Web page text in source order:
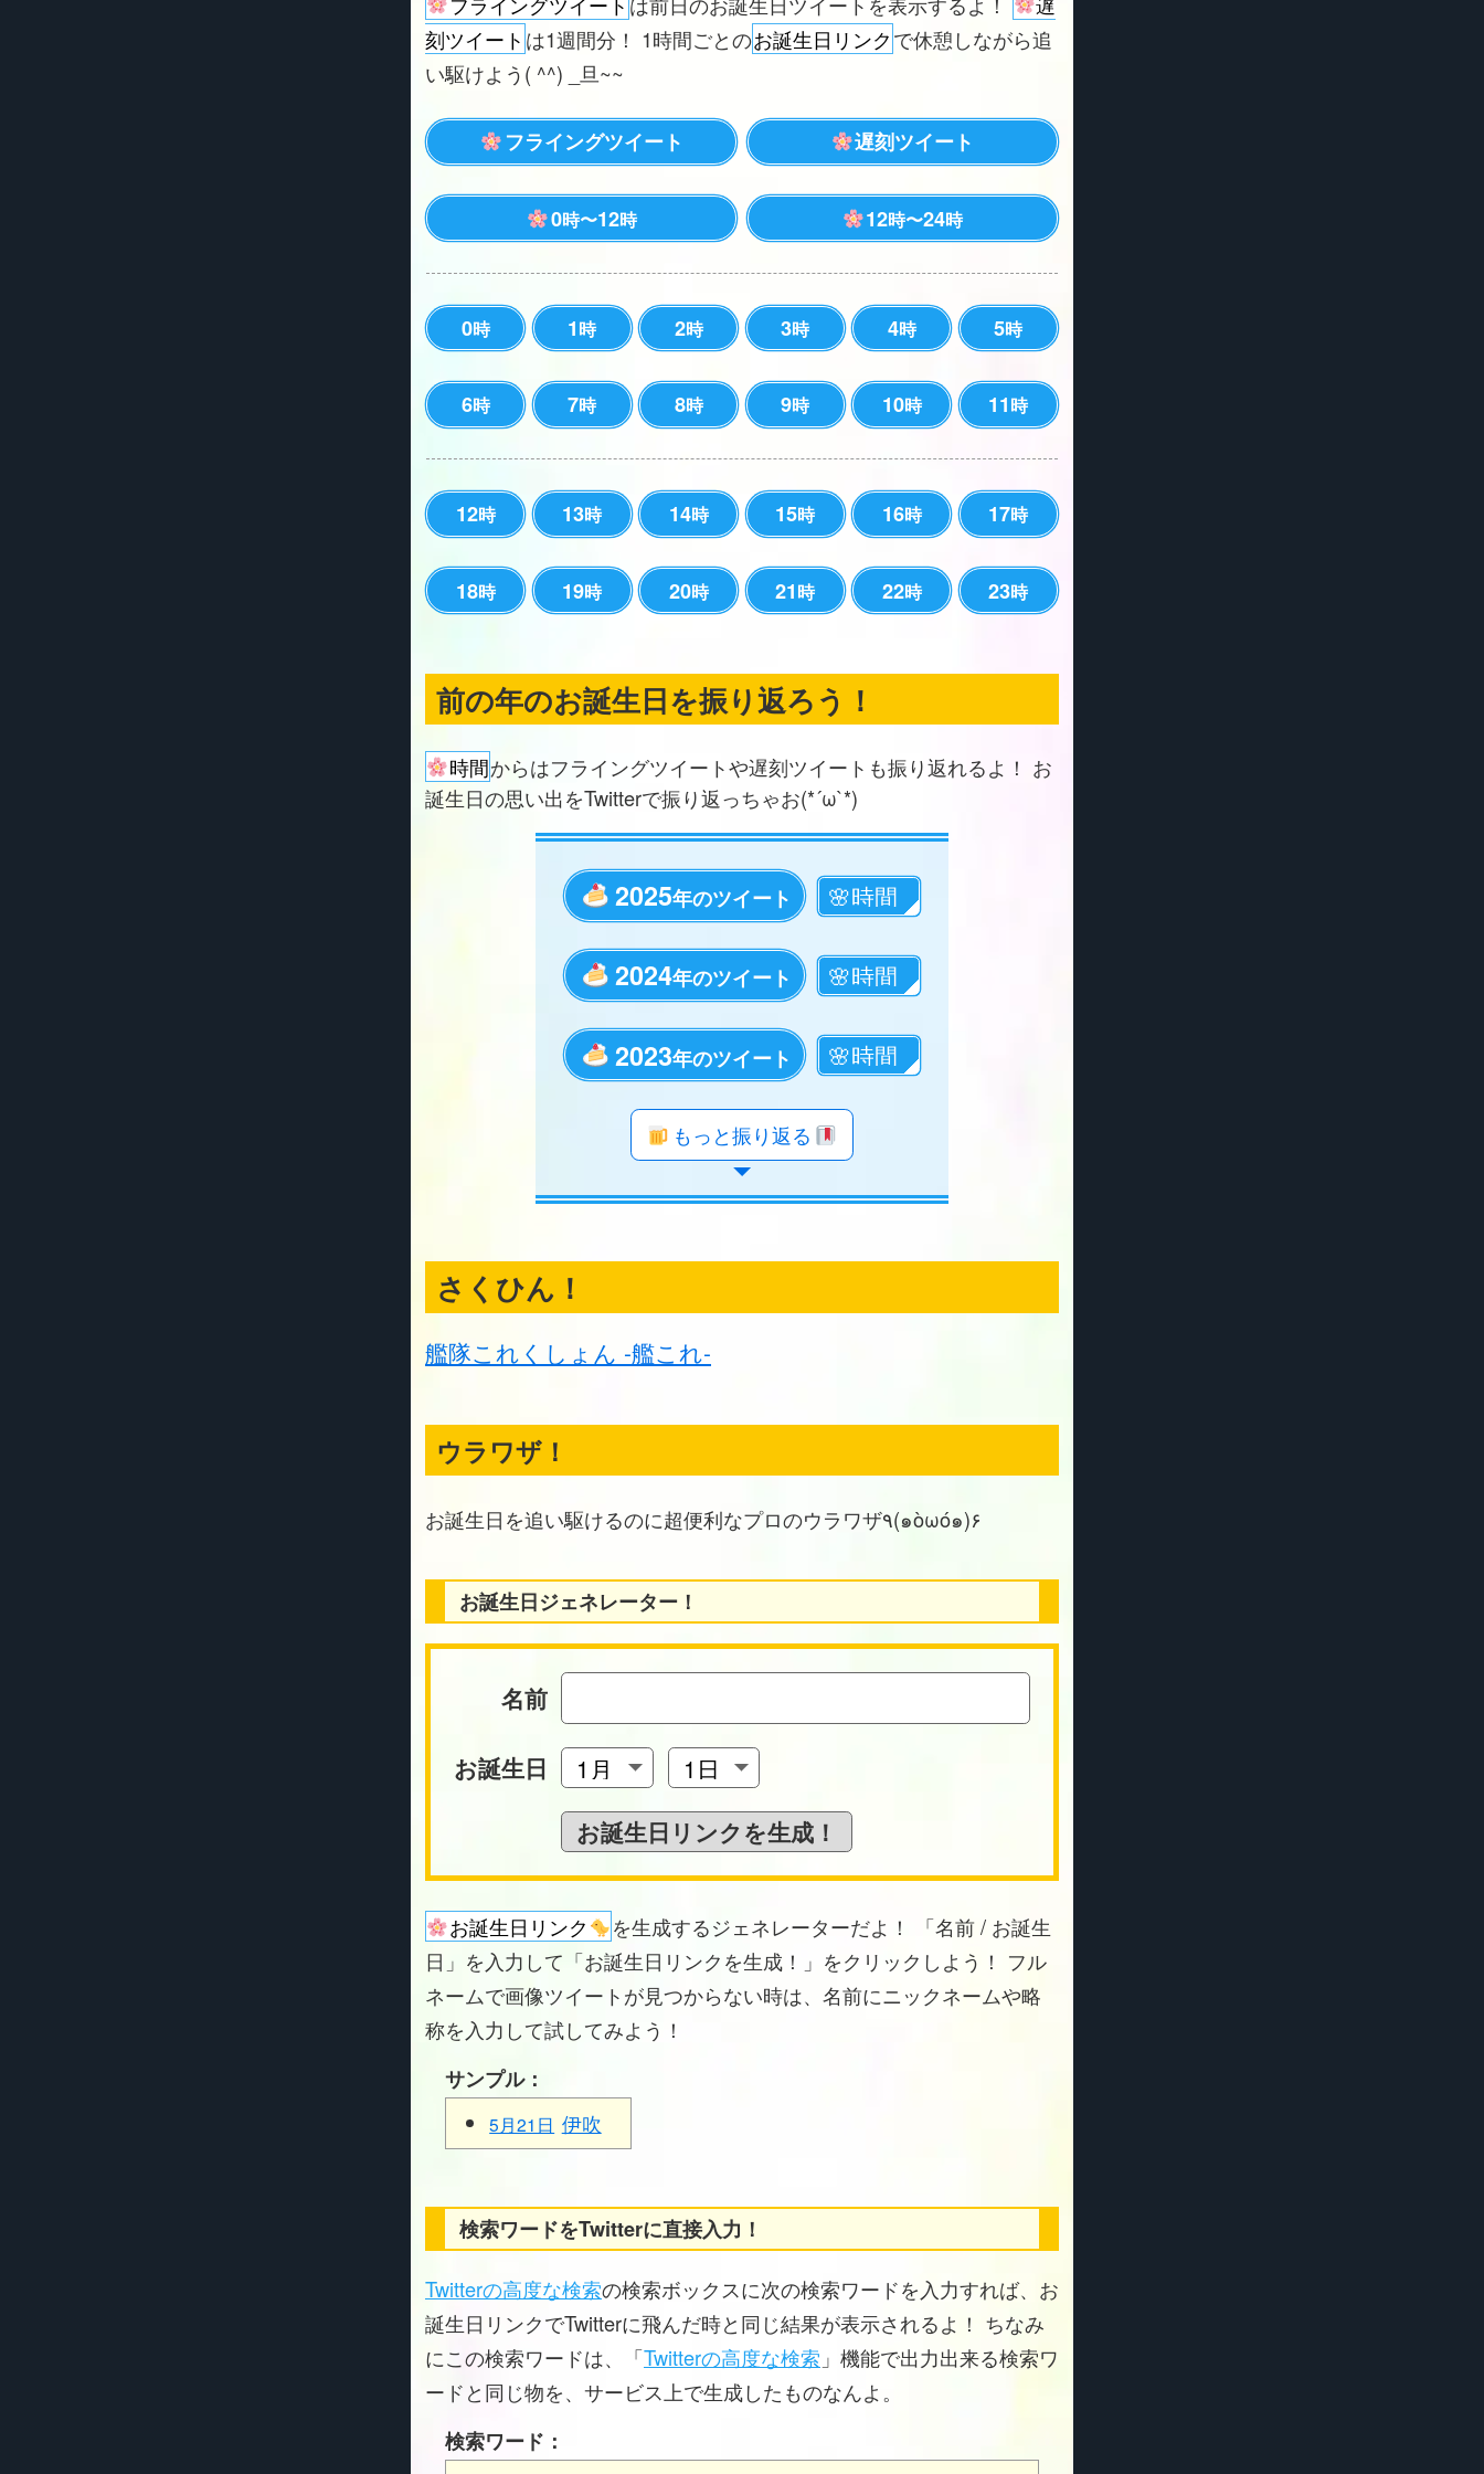
刻ツイート は1週間分！ 1時間ごとのお誕生日リンクで休憩しながら追
い駆けよう( ^^) _旦~~
フライングツイート 遅刻ツイート
0時〜12時 12時〜24時
0時 1時 2時 3時 4時 5時
6時 7時 8時 9時 10時 11時
12時 13時 14時 15時 16時 17時
18時 19時 20時 21時 22時 23時
前の年のお誕生日を振り返ろう！
時間からはフライングツイートや遅刻ツイートも振り返れるよ！ お
誕生日の思い出をTwitterで振り返っちゃお(*´ω`*)
2025年のツイート
2024年のツイート
2023年のツイート
年のツイート
年のツイート
年のツイート
年のツイート
年のツイート
年のツイート
年のツイート
年のツイート
年のツイート
年のツイート
年のツイート
年のツイート
年のツイート
年のツイート
年のツイート
年のツイート
年のツイート
もっと振り返る
さくひん！
艦隊これくしょん -艦これ-
ウラワザ！
お誕生日を追い駆けるのに超便利なプロのウラワザ٩(๑òωó๑)۶
お誕生日ジェネレーター！
名前
お誕生日
お誕生日リンク
を生成するジェネレーターだよ！ 「名前 / お誕生
日」を入力して「お誕生日リンクを生成！」をクリックしよう！ フル
ネームで画像ツイートが見つからない時は、名前にニックネームや略
称を入力して試してみよう！
サンプル：
5月21日 伊吹
検索ワードをTwitterに直接入力！
Twitterの高度な検索の検索ボックスに次の検索ワードを入力すれば、お
誕生日リンクでTwitterに飛んだ時と同じ結果が表示されるよ！ ちなみ
にこの検索ワードは、「Twitterの高度な検索 」機能で出力出来る検索ワ
ードと同じ物を、サービス上で生成したものなんよ。
検索ワード：